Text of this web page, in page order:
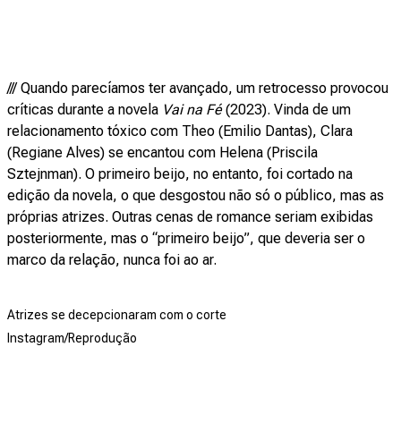
/// Quando parecíamos ter avançado, um retrocesso provocou
críticas durante a novela Vai na Fé(2023). Vinda de um
relacionamento tóxico com Theo (Emilio Dantas), Clara
(Regiane Alves) se encantou com Helena (Priscila
Sztejnman). O primeiro beijo, no entanto, foi cortado na
edição da novela, o que desgostou não só o público, mas as
próprias atrizes. Outras cenas de romance seriam exibidas
posteriormente, mas o “primeiro beijo”, que deveria ser o
marco da relação, nunca foi ao ar.
Atrizes se decepcionaram com o corte
Instagram/Reprodução